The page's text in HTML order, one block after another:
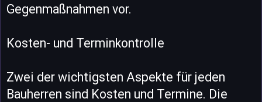
Gegenmaßnahmen vor.
Kosten- und Terminkontrolle
Zwei der wichtigsten Aspekte für jeden
Bauherren sind Kosten und Termine. Die